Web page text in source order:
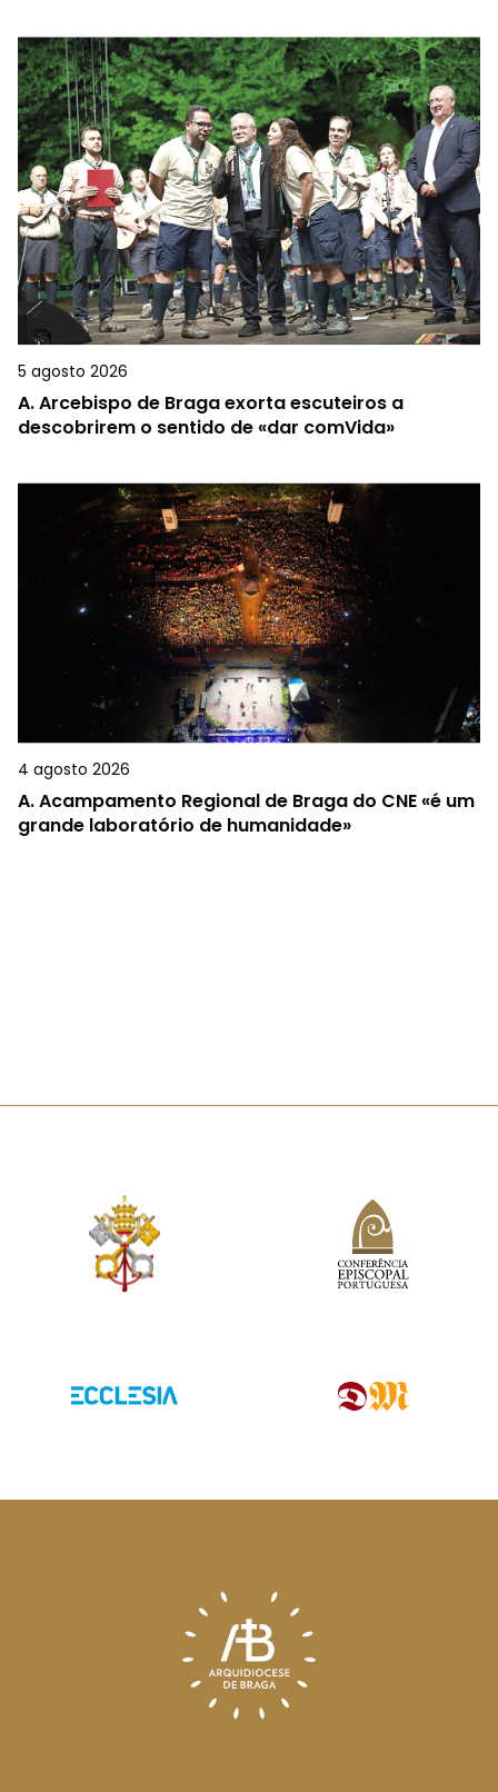
5 agosto 2026
A.Arcebispo de Braga exorta escuteiros a
descobrirem o sentido de «dar comVida»
4 agosto 2026
A.Acampamento Regional de Braga do CNE «é um
grande laboratório de humanidade»